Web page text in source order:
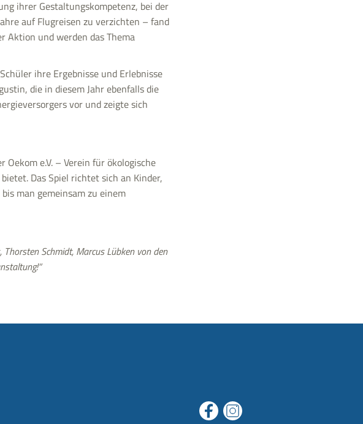
ihrer Gestaltungskompetenz, bei der
auf Flugreisen zu verzichten – fand
Aktion und werden das Thema
ihre Ergebnisse und Erlebnisse
die in diesem Jahr ebenfalls die
vor und zeigte sich
Oekom e.V. – Verein für ökologische
Das Spiel richtet sich an Kinder,
man gemeinsam zu einem
Thorsten Schmidt, Marcus Lübken von den